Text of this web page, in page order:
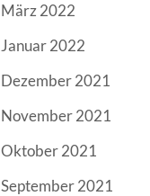
März 2022
Januar 2022
Dezember 2021
November 2021
Oktober 2021
September 2021